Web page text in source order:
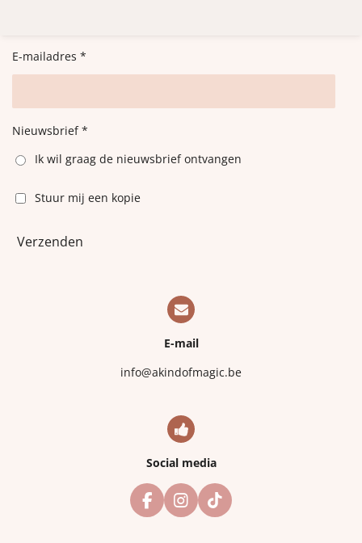
E-mailadres *
Nieuwsbrief *
Ik wil graag de nieuwsbrief ontvangen
Stuur mij een kopie
Verzenden
E-mail
info@akindofmagic.be
Social media
F
a
I
n
T
i